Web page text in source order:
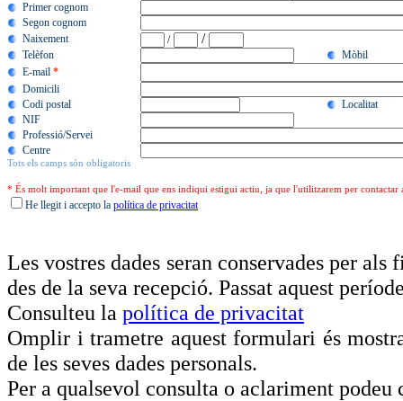
Primer cognom
Segon cognom
Naixement
/ /
Telèfon
Mòbil
E-mail *
Domicili
Codi postal
Localitat
NIF
Professió/Servei
Centre
Tots els camps són obligatoris
* És molt important que l'e-mail que ens indiqui estigui actiu, ja que l'utilitzarem per contactar
He llegit i accepto la política de privacitat
Les vostres dades seran conservades per
des de la seva recepció. Passat aquest
Consulteu la política de privacitat
Omplir i trametre aquest formulari és
de les seves dades personals.
Per a qualsevol consulta o aclariment